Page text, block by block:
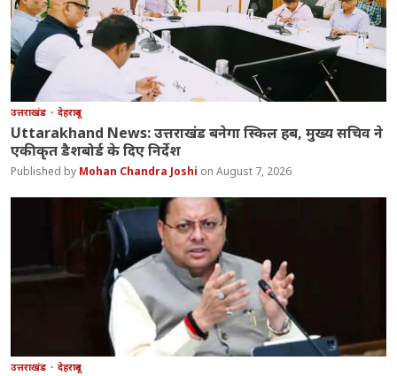
उत्तराखंड देहरादून
Uttarakhand News: उत्तराखंड बनेगा स्किल हब, मुख्य सचिव ने
एकीकृत डैशबोर्ड के दिए निर्देश
Mohan Chandra Joshi August 7, 2026
उत्तराखंड देहरादून